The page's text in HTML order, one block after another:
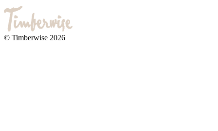
© Timberwise 2026